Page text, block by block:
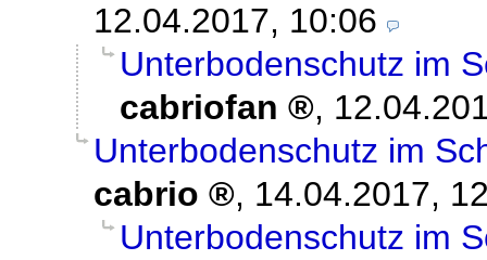
12.04.2017, 10:06
Unterbodenschutz im
cabriofan
,
Unterbodenschutz im
cabrio
, 14.04.2017,
Unterbodenschutz im